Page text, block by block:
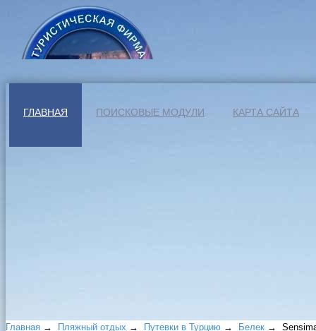
ГЛАВНАЯ ПОИСКОВЫЕ МОДУЛИ КАРТА САЙТА
Главная → Пляжный отдых → Путевки в Турцию → Белек →